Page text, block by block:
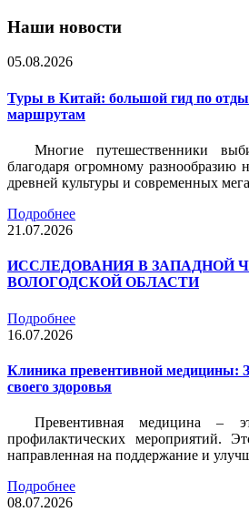
Наши новости
05.08.2026
Туры в Китай: большой гид по
маршрутам
Многие путешественники
благодаря огромному разнообразию
древней культуры и современных
Подробнее
21.07.2026
ИССЛЕДОВАНИЯ В ЗАПАДНОЙ
ВОЛОГОДСКОЙ ОБЛАСТИ
Подробнее
16.07.2026
Клиника превентивной медицины:
своего здоровья
Превентивная медицина –
профилактических мероприятий.
направленная на поддержание и
Подробнее
08.07.2026